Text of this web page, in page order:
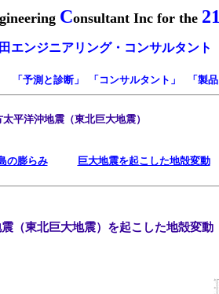
Consultant Inc for the 21
田エンジニアリング・コンサル
「 予測と診断」 「 コンサルタント 」 「 製
平洋沖地震（東北巨大地震）
の膨らみ 巨大地震を起こした地殻変動
（東北巨大地震）を起こした地殻変動